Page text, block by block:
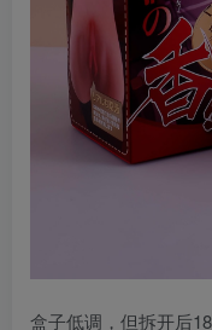
盒子低调，但拆开后